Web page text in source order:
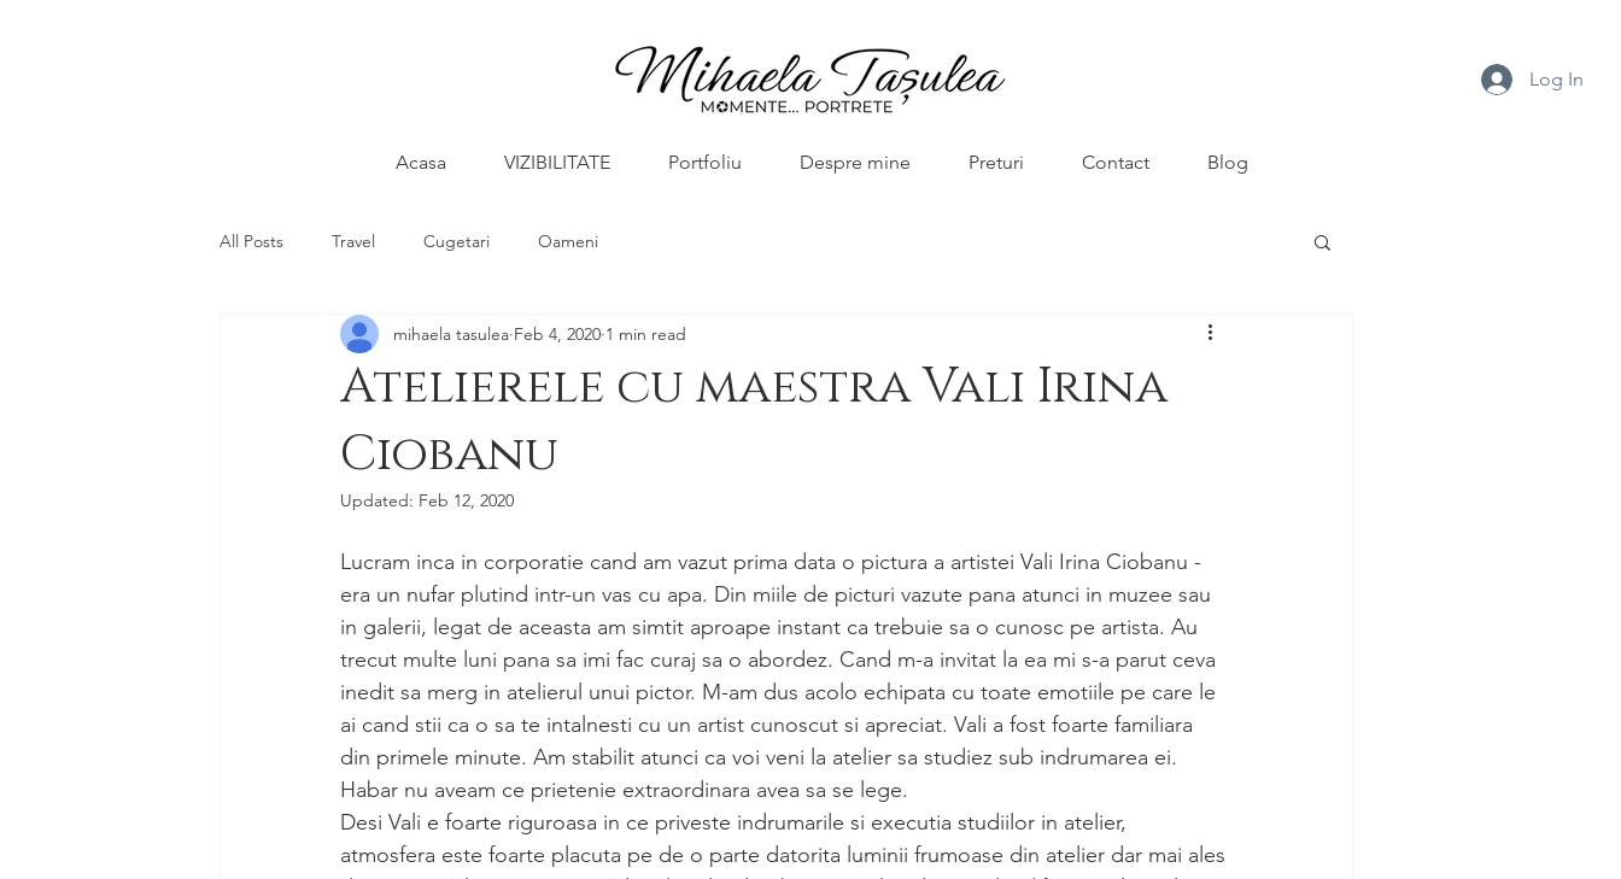
Log In
Acasa VIZIBILITATE Portfoliu Despre mine Preturi Contact Blog
All Posts Travel Cugetari Oameni
Atelierele cu maestra Vali Irina
Ciobanu
mihaela tasulea Feb 4, 2020 1 min read
Updated: Feb 12, 2020
Lucram inca in corporatie cand am vazut prima data o pictura a artistei Vali Irina Ciobanu -
era un nufar plutind intr-un vas cu apa. Din miile de picturi vazute pana atunci in muzee sau
in galerii, legat de aceasta am simtit aproape instant ca trebuie sa o cunosc pe artista. Au
trecut multe luni pana sa imi fac curaj sa o abordez. Cand m-a invitat la ea mi s-a parut ceva
inedit sa merg in atelierul unui pictor. M-am dus acolo echipata cu toate emotiile pe care le
ai cand stii ca o sa te intalnesti cu un artist cunoscut si apreciat. Vali a fost foarte familiara
din primele minute. Am stabilit atunci ca voi veni la atelier sa studiez sub indrumarea ei.
Habar nu aveam ce prietenie extraordinara avea sa se lege.
Desi Vali e foarte riguroasa in ce priveste indrumarile si executia studiilor in atelier,
atmosfera este foarte placuta pe de o parte datorita luminii frumoase din atelier dar mai ales